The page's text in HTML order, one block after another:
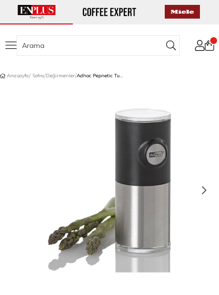
Anasayfa Sofra Değirmenler Adhoc Pepnetic Tuz ve Karabiber Değirmeni Manyetik Siyah